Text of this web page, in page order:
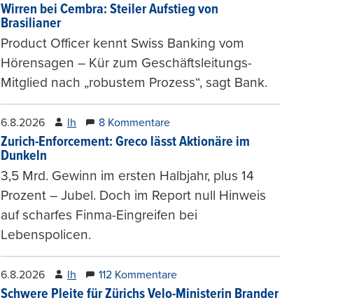
Wirren bei Cembra: Steiler Aufstieg von
Brasilianer
Product Officer kennt Swiss Banking vom
Hörensagen – Kür zum Geschäftsleitungs-
Mitglied nach „robustem Prozess“, sagt Bank.
6.8.2026 lh 8 Kommentare
Zurich-Enforcement: Greco lässt Aktionäre im
Dunkeln
3,5 Mrd. Gewinn im ersten Halbjahr, plus 14
Prozent – Jubel. Doch im Report null Hinweis
auf scharfes Finma-Eingreifen bei
Lebenspolicen.
6.8.2026 lh 112 Kommentare
Schwere Pleite für Zürichs Velo-Ministerin Brander